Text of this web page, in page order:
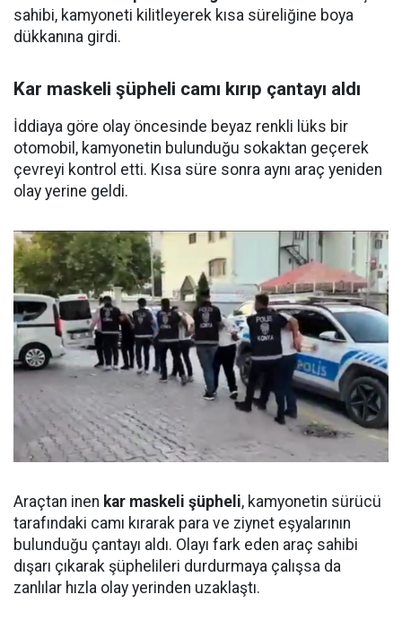
sahibi, kamyoneti kilitleyerek kısa süreliğine boya
dükkanına girdi.
Kar maskeli şüpheli camı kırıp çantayı aldı
İddiaya göre olay öncesinde beyaz renkli lüks bir
otomobil, kamyonetin bulunduğu sokaktan geçerek
çevreyi kontrol etti. Kısa süre sonra aynı araç yeniden
olay yerine geldi.
Araçtan inen kar maskeli şüpheli, kamyonetin sürücü
tarafındaki camı kırarak para ve ziynet eşyalarının
bulunduğu çantayı aldı. Olayı fark eden araç sahibi
dışarı çıkarak şüphelileri durdurmaya çalışsa da
zanlılar hızla olay yerinden uzaklaştı.